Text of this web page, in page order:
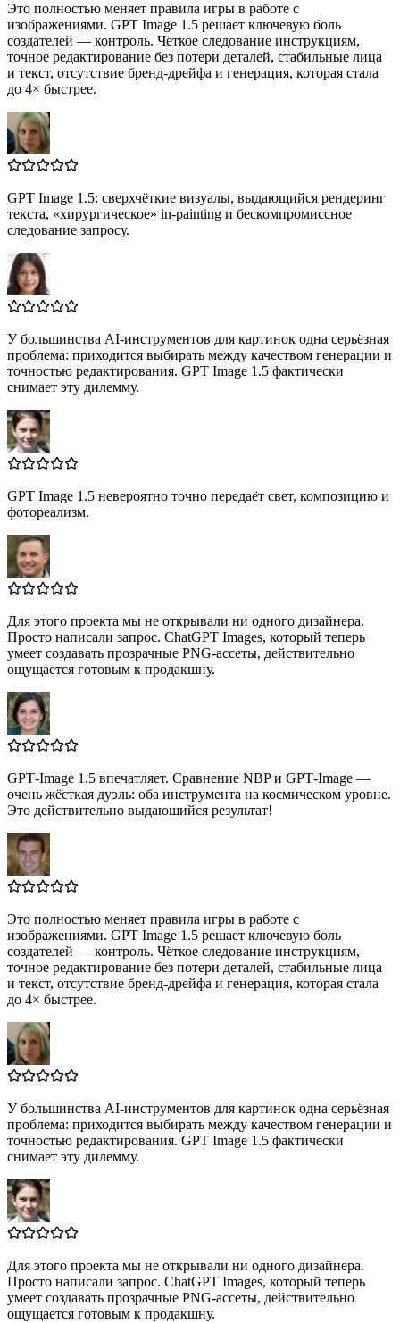
Это полностью меняет правила игры в работе с
изображениями. GPT Image 1.5 решает ключевую боль
создателей — контроль. Чёткое следование инструкциям,
точное редактирование без потери деталей, стабильные лица
и текст, отсутствие бренд‑дрейфа и генерация, которая стала
до 4× быстрее.
GPT Image 1.5: сверхчёткие визуалы, выдающийся рендеринг
текста, «хирургическое» in‑painting и бескомпромиссное
следование запросу.
У большинства AI‑инструментов для картинок одна серьёзная
проблема: приходится выбирать между качеством генерации и
точностью редактирования. GPT Image 1.5 фактически
снимает эту дилемму.
GPT Image 1.5 невероятно точно передаёт свет, композицию и
фотореализм.
Для этого проекта мы не открывали ни одного дизайнера.
Просто написали запрос. ChatGPT Images, который теперь
умеет создавать прозрачные PNG‑ассеты, действительно
ощущается готовым к продакшну.
GPT‑Image 1.5 впечатляет. Сравнение NBP и GPT‑Image —
очень жёсткая дуэль: оба инструмента на космическом уровне.
Это действительно выдающийся результат!
Это полностью меняет правила игры в работе с
изображениями. GPT Image 1.5 решает ключевую боль
создателей — контроль. Чёткое следование инструкциям,
точное редактирование без потери деталей, стабильные лица
и текст, отсутствие бренд‑дрейфа и генерация, которая стала
до 4× быстрее.
У большинства AI‑инструментов для картинок одна серьёзная
проблема: приходится выбирать между качеством генерации и
точностью редактирования. GPT Image 1.5 фактически
снимает эту дилемму.
Для этого проекта мы не открывали ни одного дизайнера.
Просто написали запрос. ChatGPT Images, который теперь
умеет создавать прозрачные PNG‑ассеты, действительно
ощущается готовым к продакшну.